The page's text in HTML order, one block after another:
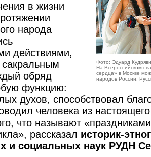
Фото: Эдуард
На Всероссийском
сердца» в Москве
народов России.
в жизни
народа
действиями,
обряд
функцию:
духов, способствовал
человека из
что называют
рассказал историк-
и социальных наук РУДН